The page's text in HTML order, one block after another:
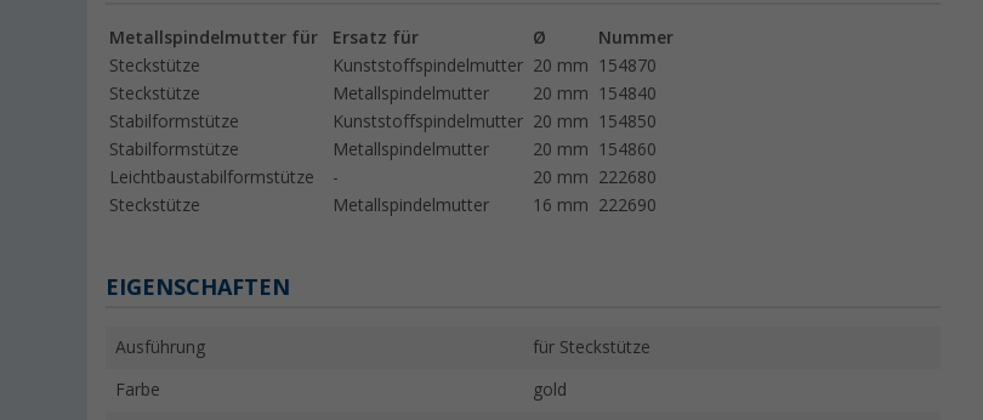
Metallspindelmutter für Ersatz für Ø
Nummer
Steckstütze
Kunststoffspindelmutter 20 mm
154870
Steckstütze
Metallspindelmutter 20 mm
154840
Stabilformstütze
Kunststoffspindelmutter 20 mm
154850
Stabilformstütze
Metallspindelmutter 20 mm
154860
Leichtbaustabilformstütze
- 20 mm
222680
Steckstütze
Metallspindelmutter 16 mm 222690
EIGENSCHAFTEN
Ausführung für Steckstütze
Farbe gold